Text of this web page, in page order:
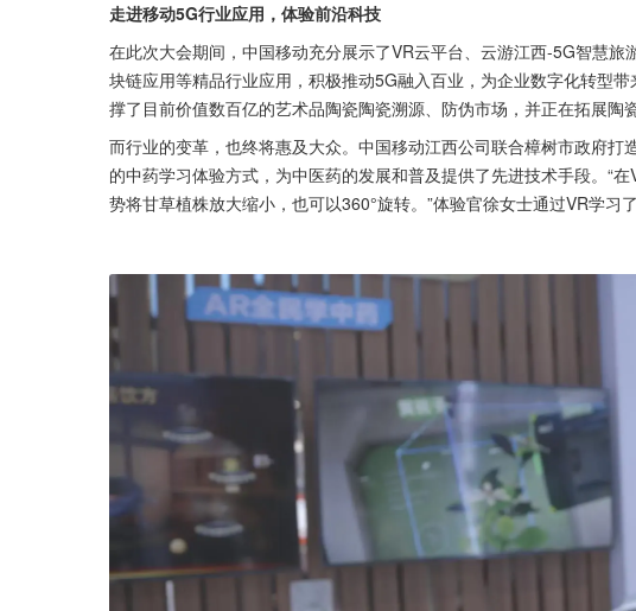
走进移动5G行业应用，体验前沿科技
在此次大会期间，中国移动充分展示了VR云平台、云游江西-5G智慧
块链应用等精品行业应用，积极推动5G融入百业，为企业数字化转型
撑了目前价值数百亿的艺术品陶瓷陶瓷溯源、防伪市场，并正在拓展陶
而行业的变革，也终将惠及大众。中国移动江西公司联合樟树市政府
的中药学习体验方式，为中医药的发展和普及提供了先进技术手段。“
势将甘草植株放大缩小，也可以360°旋转。”体验官徐女士通过VR学习